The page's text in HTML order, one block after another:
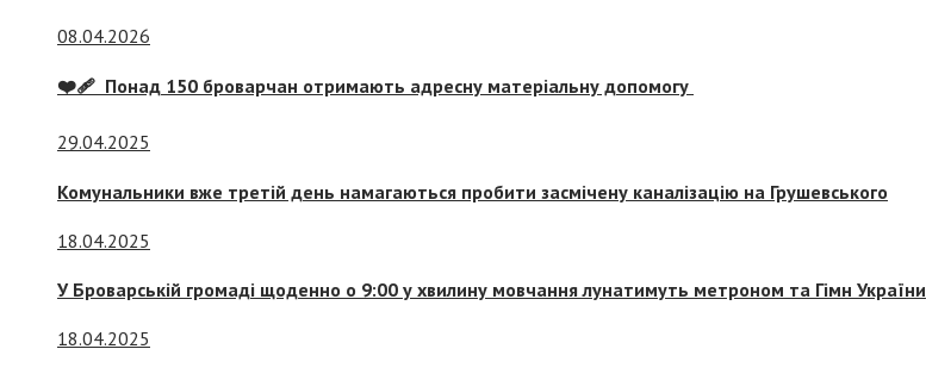
08.04.2026
❤️‍🩹 Понад 150 броварчан отримають адресну матеріальну допомогу
29.04.2025
Комунальники вже третій день намагаються пробити засмічену каналізацію на Грушевського
18.04.2025
У Броварській громаді щоденно о 9:00 у хвилину мовчання лунатимуть метроном та Гімн України
18.04.2025